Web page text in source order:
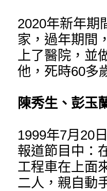
2020年新年期
家，過年期間
上了醫院，並
他，死時60多
陳秀生、彭玉
1999年7月20
報道節目中：
工程車在上面
二人，親自動